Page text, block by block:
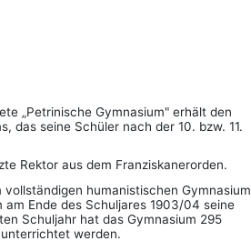
„Petrinische Gymnasium" erhält den
das seine Schüler nach der 10. bzw. 11.
Rektor aus dem Franziskaner­orden.
vollständigen humanistischen Gymnasium
Ende des Schuljares 1903/04 seine
Schuljahr hat das Gymnasium 295
werden.